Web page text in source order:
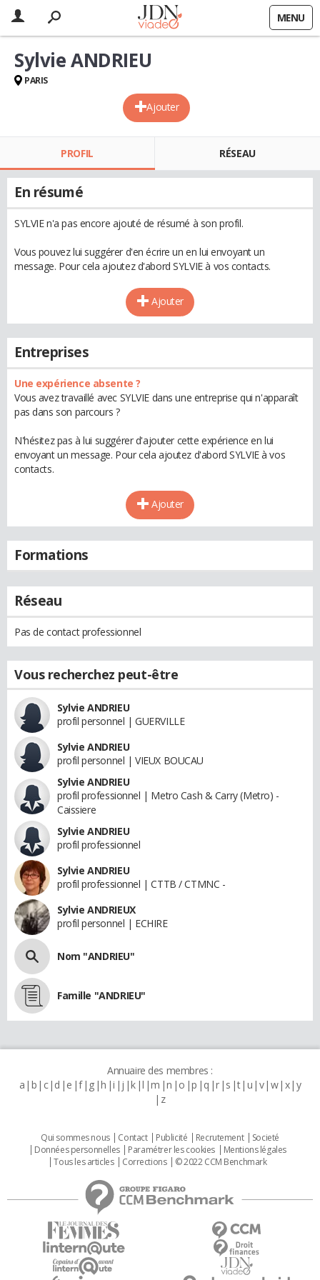
MENU
Ajouter
Sylvie ANDRIEU
PARIS
PROFIL RÉSEAU
En résumé
SYLVIE n'a pas encore ajouté de résumé à son profil.
Vous pouvez lui suggérer d'en écrire un en lui envoyant un
message. Pour cela ajoutez d'abord SYLVIE à vos contacts.
Ajouter
Entreprises
Une expérience absente ?
Vous avez travaillé avec SYLVIE dans une entreprise qui n'apparaît
pas dans son parcours ?
N'hésitez pas à lui suggérer d'ajouter cette expérience en lui
envoyant un message. Pour cela ajoutez d'abord SYLVIE à vos
contacts.
Ajouter
Formations
Réseau
Pas de contact professionnel
Vous recherchez peut-être
Sylvie ANDRIEU
profil personnel | GUERVILLE
Sylvie ANDRIEU
profil personnel | VIEUX BOUCAU
Sylvie ANDRIEU
profil professionnel | Metro Cash & Carry (Metro) -
Caissiere
Sylvie ANDRIEU
profil professionnel
Sylvie ANDRIEU
profil professionnel | CTTB / CTMNC -
Sylvie ANDRIEUX
profil personnel | ECHIRE
Nom "ANDRIEU"
Famille "ANDRIEU"
Annuaire des membres :
a b c d e f g h i j k l m n o p q r s t u v w x y
z
Qui sommes nous Contact Publicité Recrutement
Societé
Données personnelles
Paramétrer les cookies
Mentions légales
Tous les articles
Corrections © 2022 CCM Benchmark